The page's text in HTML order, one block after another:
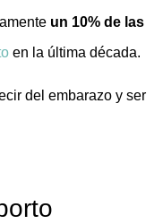
un 10% de las
en la última década.
del embarazo y ser